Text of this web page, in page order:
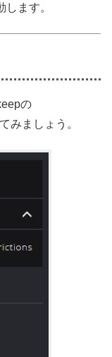
ます。
の
みましょう。